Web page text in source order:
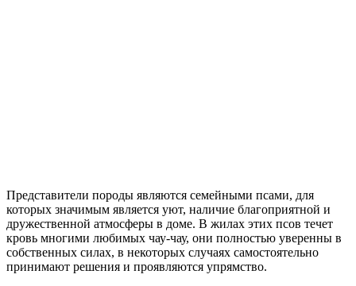
Представители породы являются семейными псами, для
которых значимым является уют, наличие благоприятной и
дружественной атмосферы в доме. В жилах этих псов течет
кровь многими любимых чау-чау, они полностью уверенны в
собственных силах, в некоторых случаях самостоятельно
принимают решения и проявляются упрямство.